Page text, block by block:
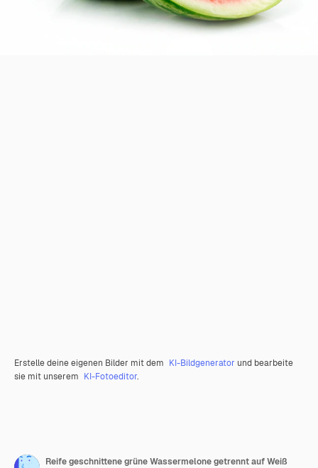
Erstelle deine eigenen Bilder mit dem KI-Bildgenerator und bearbeite
sie mit unserem KI-Fotoeditor.
Reife geschnittene grüne Wassermelone getrennt auf Weiß